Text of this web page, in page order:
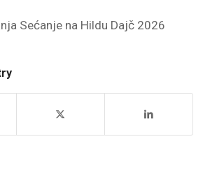
Sećanje na Hildu Dajč 2026